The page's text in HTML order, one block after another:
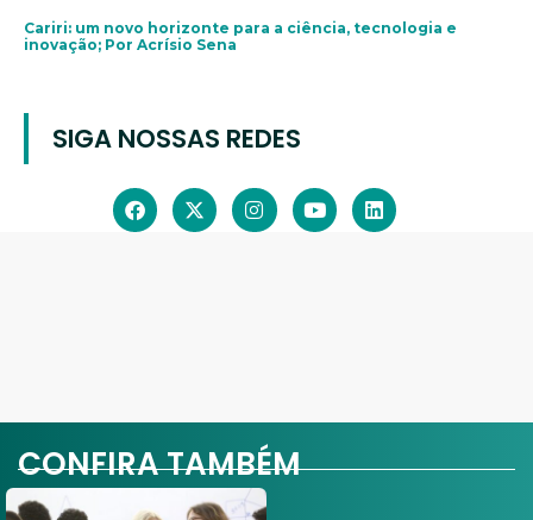
Cariri: um novo horizonte para a ciência, tecnologia e
inovação; Por Acrísio Sena
SIGA NOSSAS REDES
CONFIRA TAMBÉM